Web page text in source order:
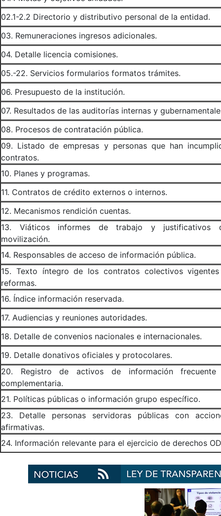
02.1-2.2 Directorio y distributivo personal de la entidad.
03. Remuneraciones ingresos adicionales.
04. Detalle licencia comisiones.
05.-22. Servicios formularios formatos trámites.
06. Presupuesto de la institución.
07. Resultados de las auditorías internas y
08. Procesos de contratación pública.
09. Listado de empresas y personas que han
contratos.
10. Planes y programas.
11. Contratos de crédito externos o internos.
12. Mecanismos rendición cuentas.
13. Viáticos informes de trabajo y justificativos
movilización.
14. Responsables de acceso de información pública.
15. Texto íntegro de los contratos colectivos
reformas.
16. Índice información reservada.
17. Audiencias y reuniones autoridades.
18. Detalle de convenios nacionales e internacionales.
19. Detalle donativos oficiales y protocolares.
20. Registro de activos de información
complementaria.
21. Políticas públicas o información grupo específico.
23. Detalle personas servidoras públicas con
afirmativas.
24. Información relevante para el ejercicio de derechos